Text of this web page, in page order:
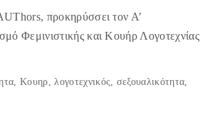
προκηρύσσει τον Α’
Φεμινιστικής και Κουήρ Λογοτεχνίας
Κουηρ λογοτεχνικός
σεξουαλικότητα